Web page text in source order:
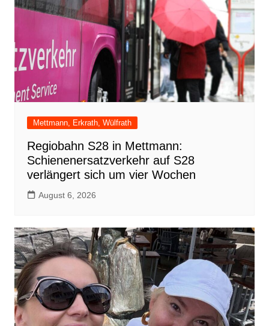
Mettmann, Erkrath, Wülfrath
Regiobahn S28 in Mettmann:
Schienenersatzverkehr auf S28
verlängert sich um vier Wochen
August 6, 2026